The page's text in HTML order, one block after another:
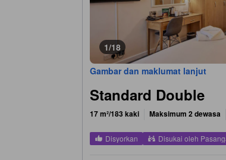
1/18
Gambar dan maklumat lanjut
Standard Double
17 m²/183 kaki Maksimum 2 dewasa
Disyorkan Disukai oleh